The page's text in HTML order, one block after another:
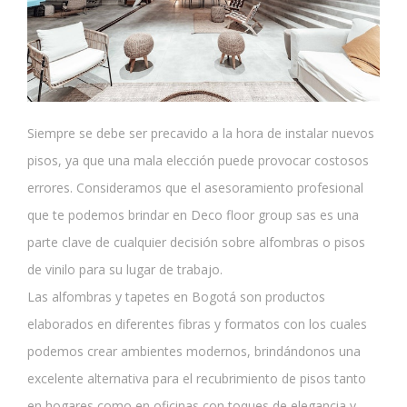
Siempre se debe ser precavido a la hora de instalar nuevos
pisos, ya que una mala elección puede provocar costosos
errores. Consideramos que el asesoramiento profesional
que te podemos brindar en Deco floor group sas es una
parte clave de cualquier decisión sobre alfombras o pisos
de vinilo para su lugar de trabajo.
Las alfombras y tapetes en Bogotá son productos
elaborados en diferentes fibras y formatos con los cuales
podemos crear ambientes modernos, brindándonos una
excelente alternativa para el recubrimiento de pisos tanto